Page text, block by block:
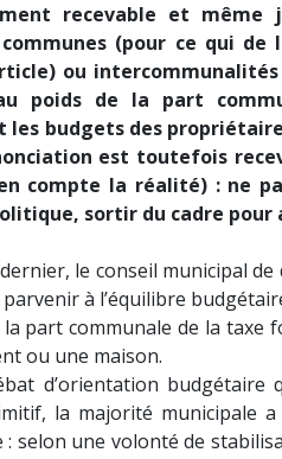
recevable et même
(pour ce qui
ou
poids de la part
budgets des
est toutefois
compte la réalité) : ne
sortir du cadre pour
le conseil municipal
parvenir à l’équilibre
part communale de la
ou une maison.
d’orientation
la majorité municipale
: selon une volonté de